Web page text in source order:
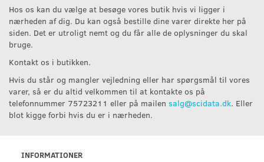
Hos os kan du vælge at besøge vores butik hvis vi ligger i
nærheden af dig. Du kan også bestille dine varer direkte her på
siden. Det er utroligt nemt og du får alle de oplysninger du skal
bruge.
Kontakt os i butikken.
Hvis du står og mangler vejledning eller har spørgsmål til vores
varer, så er du altid velkommen til at kontakte os på
telefonnummer 75723211 eller på mailen salg@scidata.dk. Eller
blot kigge forbi hvis du er i nærheden.
INFORMATIONER